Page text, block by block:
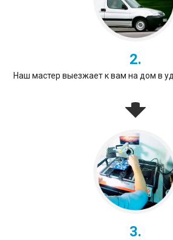
2.
Наш мастер выезжает к вам на дом в
3.